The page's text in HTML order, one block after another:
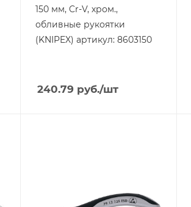
150 мм, Cr-V, хром.,
обливные рукоятки
(KNIPEX) артикул: 8603150
240.79 руб./шт